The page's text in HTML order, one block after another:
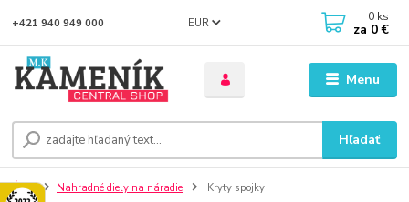
Menu
EUR
Hľadať
+421 940 949 000 0 ks
za 0 €
Úvod Nahradné diely na náradie Kryty spojky